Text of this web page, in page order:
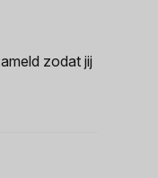
zodat jij